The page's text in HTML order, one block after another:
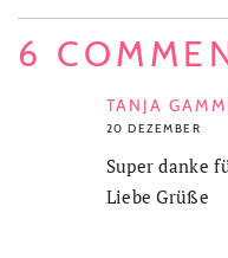
6
TANJA
20 DEZEMBER
Super danke
Liebe Grüße